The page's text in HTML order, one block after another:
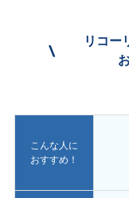
\
リコー
こんな人に
おすすめ！